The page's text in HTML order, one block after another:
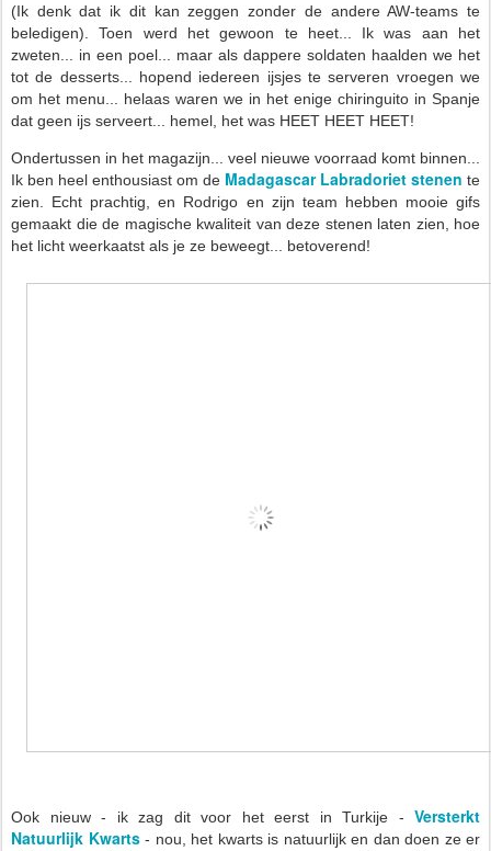
(Ik denk dat ik dit kan zeggen zonder de andere AW-teams te
beledigen). Toen werd het gewoon te heet... Ik was aan het
zweten... in een poel... maar als dappere soldaten haalden we het
tot de desserts... hopend iedereen ijsjes te serveren vroegen we
om het menu... helaas waren we in het enige chiringuito in Spanje
dat geen ijs serveert... hemel, het was HEET HEET HEET!
Ondertussen in het magazijn... veel nieuwe voorraad komt binnen...
Ik ben heel enthousiast om de Madagascar Labradoriet stenen te
zien. Echt prachtig, en Rodrigo en zijn team hebben mooie gifs
gemaakt die de magische kwaliteit van deze stenen laten zien, hoe
het licht weerkaatst als je ze beweegt... betoverend!
Ook nieuw - ik zag dit voor het eerst in Turkije - Versterkt
Natuurlijk Kwarts- nou, het kwarts is natuurlijk en dan doen ze er